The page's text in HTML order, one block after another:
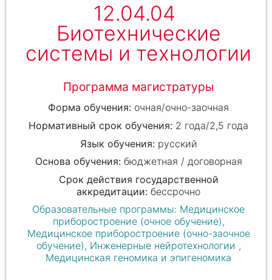
12.04.04
Биотехнические
системы и технологии
Программа магистратуры
очная/очно-заочная
2 года/2,5 года
русский
бюджетная / договорная
бессрочно
Образовательные программы: Медицинское
приборостроение (очное обучение),
Медицинское приборостроение (очно-заочное
обучение), Инженерные нейротехнологии ,
Медицинская геномика и эпигеномика